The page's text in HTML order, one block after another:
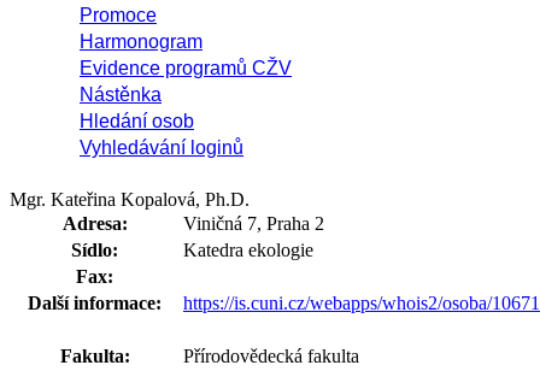
Promoce
Harmonogram
Evidence programů CŽV
Nástěnka
Hledání osob
Vyhledávání loginů
Mgr. Kateřina Kopalová, Ph.D.
Adresa:
Viničná 7, Praha 2
Sídlo:
Katedra ekologie
Fax:
Další informace:
https://is.cuni.cz/webapps/whois2/osoba/
Fakulta:
Přírodovědecká fakulta